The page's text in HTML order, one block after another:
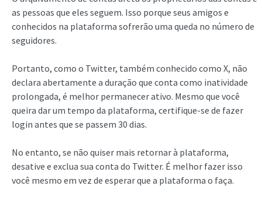
as pessoas que eles seguem. Isso porque seus amigos e
conhecidos na plataforma sofrerão uma queda no número de
seguidores.
Portanto, como o Twitter, também conhecido como X, não
declara abertamente a duração que conta como inatividade
prolongada, é melhor permanecer ativo. Mesmo que você
queira dar um tempo da plataforma, certifique-se de fazer
login antes que se passem 30 dias.
No entanto, se não quiser mais retornar à plataforma,
desative e exclua sua conta do Twitter. É melhor fazer isso
você mesmo em vez de esperar que a plataforma o faça.